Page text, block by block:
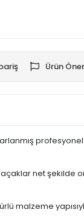
Ürün
net şekilde
malzeme